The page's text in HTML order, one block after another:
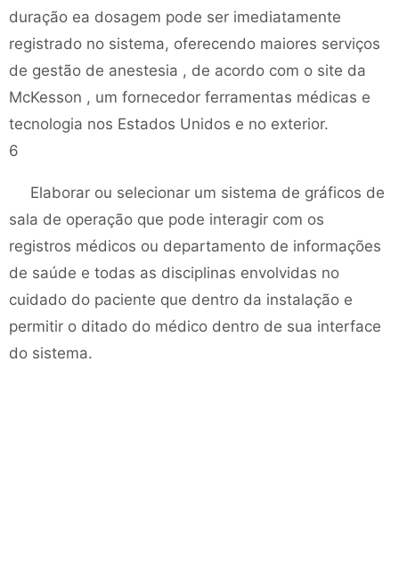
duração ea dosagem pode ser imediatamente
registrado no sistema, oferecendo maiores serviços
de gestão de anestesia , de acordo com o site da
McKesson , um fornecedor ferramentas médicas e
tecnologia nos Estados Unidos e no exterior.
6
Elaborar ou selecionar um sistema de gráficos de
sala de operação que pode interagir com os
registros médicos ou departamento de informações
de saúde e todas as disciplinas envolvidas no
cuidado do paciente que dentro da instalação e
permitir o ditado do médico dentro de sua interface
do sistema.